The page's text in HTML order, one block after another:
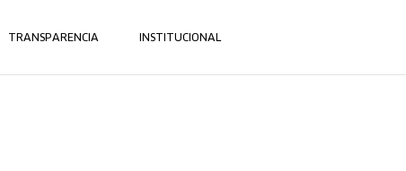
TRANSPARENCIA INSTITUCIONAL